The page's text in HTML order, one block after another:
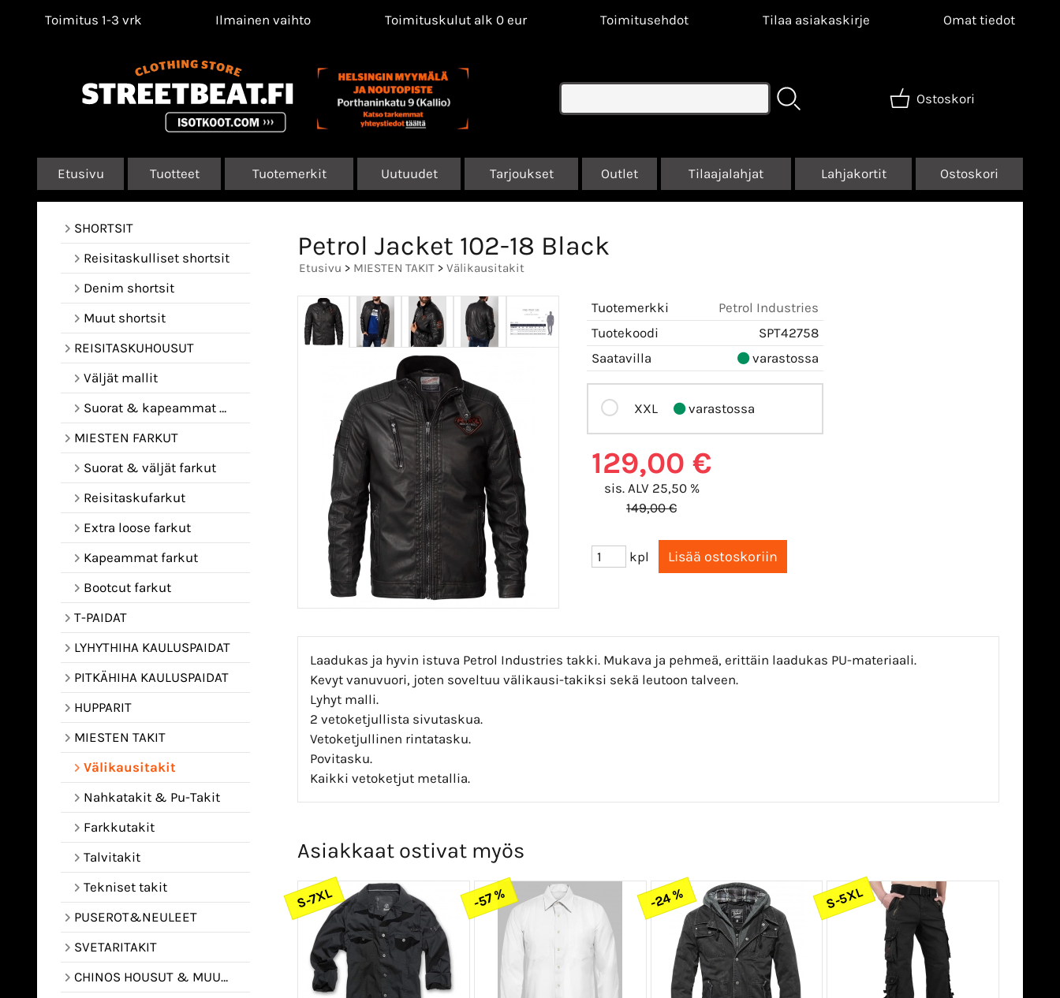
Toimitus 1-3 vrk Ilmainen vaihto Toimituskulut alk 0 eur Toimitusehdot Tilaa asiakaskirje Omat tiedot
Ostoskori
Etusivu Tuotteet Tuotemerkit Uutuudet Tarjoukset Outlet Tilaajalahjat Lahjakortit Ostoskori
SHORTSIT
Reisitaskulliset shortsit
Denim shortsit
Muut shortsit
REISITASKUHOUSUT
Väljät mallit
Suorat & kapeammat mallit
MIESTEN FARKUT
Suorat & väljät farkut
Reisitaskufarkut
Extra loose farkut
Kapeammat farkut
Bootcut farkut
T-PAIDAT
LYHYTHIHA KAULUSPAIDAT
PITKÄHIHA KAULUSPAIDAT
HUPPARIT
MIESTEN TAKIT
Välikausitakit
Nahkatakit & Pu-Takit
Farkkutakit
Talvitakit
Tekniset takit
PUSEROT&NEULEET
SVETARITAKIT
CHINOS HOUSUT & MUUT HOUSUT
Petrol Jacket 102-18 Black
Etusivu > MIESTEN TAKIT > Välikausitakit
Tuotemerkki
Petrol Industries
Tuotekoodi
SPT42758
Saatavilla
varastossa
XXL varastossa
129,00 €
sis. ALV 25,50 %
149,00 €
kpl
Laadukas ja hyvin istuva Petrol Industries takki. Mukava ja pehmeä, erittäin laadukas PU-materiaali.
Kevyt vanuvuori, joten soveltuu välikausi-takiksi sekä leutoon talveen.
Lyhyt malli.
2 vetoketjullista sivutaskua.
Vetoketjullinen rintatasku.
Povitasku.
Kaikki vetoketjut metallia.
Asiakkaat ostivat myös
S-7XL -57 % -24 % S-5XL